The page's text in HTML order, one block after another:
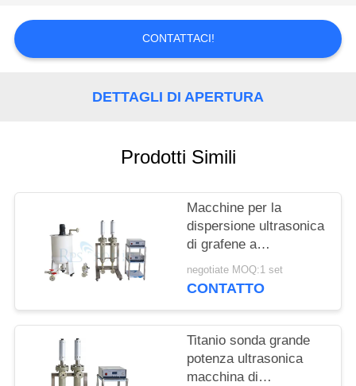
MAPPA
DEL
PRIVACY
CONTATTACI!
DETTAGLI DI APERTURA
Prodotti Simili
Macchine per la
dispersione ultrasonica
di grafene a
funzionamento
continuo
negotiate MOQ:1 set
CONTATTO
Titanio sonda grande
potenza ultrasonica
macchina di